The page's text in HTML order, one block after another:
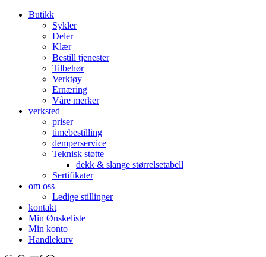
Butikk
Sykler
Deler
Klær
Bestill tjenester
Tilbehør
Verktøy
Ernæring
Våre merker
verksted
priser
timebestilling
demperservice
Teknisk støtte
dekk & slange størrelsetabell
Sertifikater
om oss
Ledige stillinger
kontakt
Min Ønskeliste
Min konto
Handlekurv